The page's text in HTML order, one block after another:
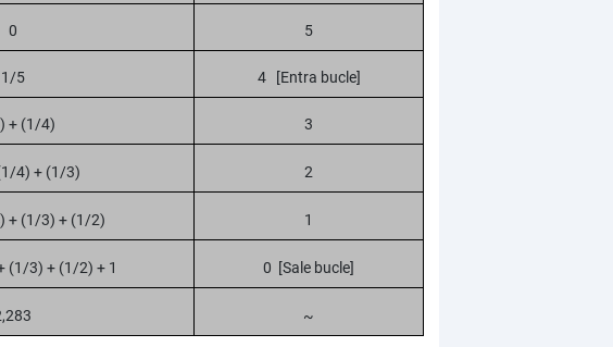
0 5
1/5 4 [Entra bucle]
+ (1/4) 3
4) + (1/3) 2
+ (1/3) + (1/2) 1
(1/3) + (1/2) + 1 0 [Sale bucle]
~